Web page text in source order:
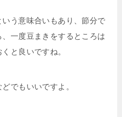
う意味合いもあり、節分で
一度豆まきをするところは
と良いですね。
でもいいですよ。